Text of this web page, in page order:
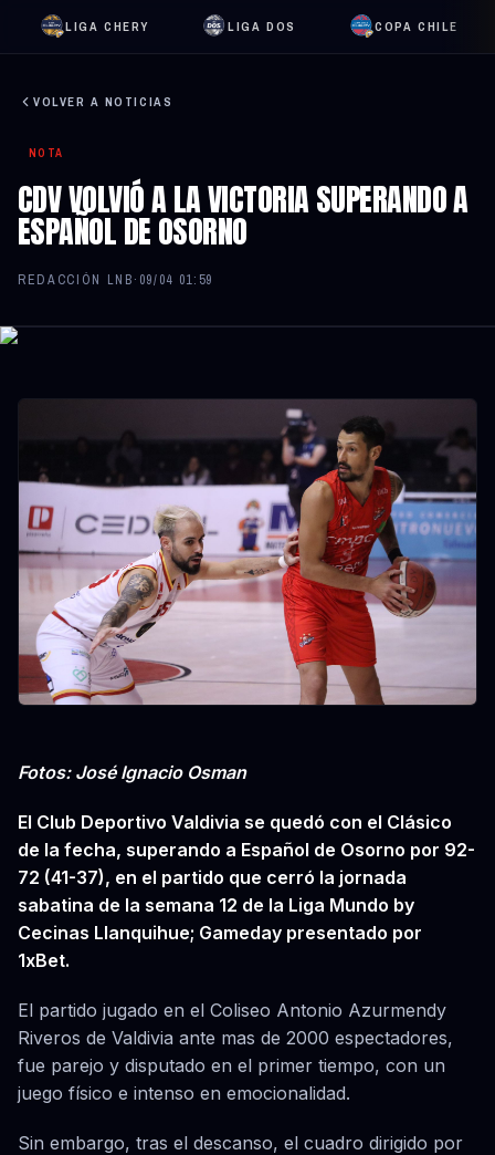
LIGA CHERY LIGA DOS COPA CHILE
VOLVER A NOTICIAS
NOTA
CDV VOLVIÓ A LA VICTORIA SUPERANDO A
ESPAÑOL DE OSORNO
REDACCIÓN LNB· 09/04 01:59
Fotos: José Ignacio Osman
El Club Deportivo Valdivia se quedó con el Clásico
de la fecha, superando a Español de Osorno por 92-
72 (41-37), en el partido que cerró la jornada
sabatina de la semana 12 de la Liga Mundo by
Cecinas Llanquihue; Gameday presentado por
1xBet.
El partido jugado en el Coliseo Antonio Azurmendy
Riveros de Valdivia ante mas de 2000 espectadores,
fue parejo y disputado en el primer tiempo, con un
juego físico e intenso en emocionalidad.
Sin embargo, tras el descanso, el cuadro dirigido por